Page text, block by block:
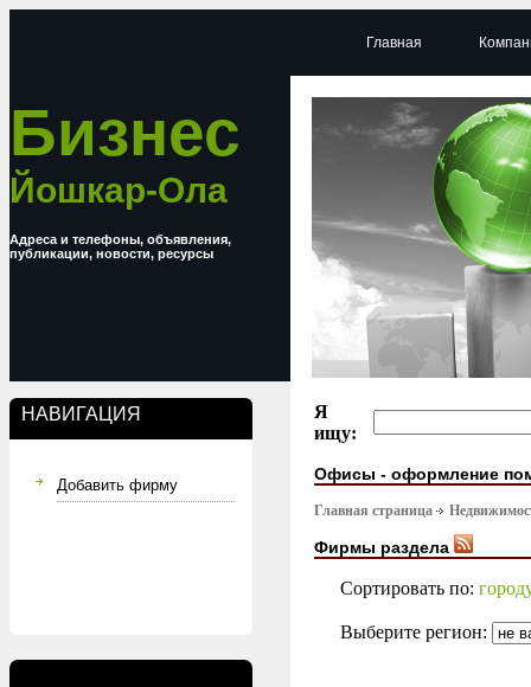
Бизнес
Йошкар-Ола
Адреса и телефоны, объявления,
публикации, новости, ресурсы
НАВИГАЦИЯ
Добавить фирму
Главная
Я
ищу:
Офисы - оформление
Главная страница
Фирмы раздела
Сортировать по:
Выберите регион: